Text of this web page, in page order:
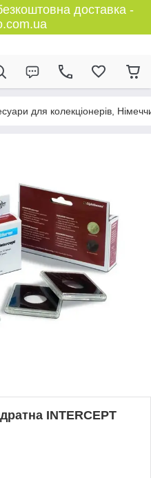
доставка -
для колекціонерів,
INTERCEPT